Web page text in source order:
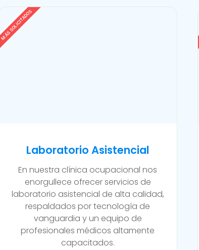
Laboratorio Asistencial
En nuestra clínica ocupacional nos
enorgullece ofrecer servicios de
laboratorio asistencial de alta calidad,
respaldados por tecnología de
vanguardia y un equipo de
profesionales médicos altamente
capacitados.
MÁS SOLICITADOS